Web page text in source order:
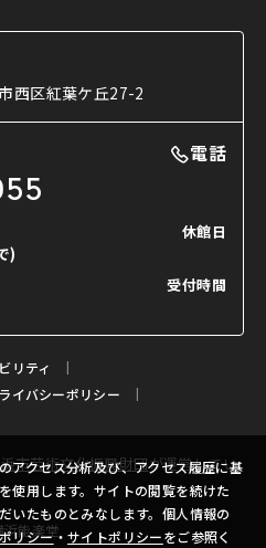
アクセス分析及び、アクセス履歴に基
使用します。サイトの閲覧を続けた
いたものとみなします。個人情報の
リシー・サイトポリシーをご参照く
西区紅葉ケ丘27-2
電話
休館日
)
受付時間
リティ
イバシーポリシー
市芸術文化振興財団が運営してい
能楽堂